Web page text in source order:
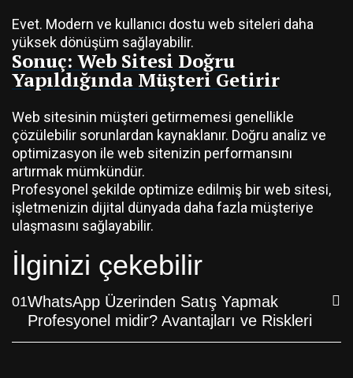
Evet. Modern ve kullanıcı dostu web siteleri daha
yüksek dönüşüm sağlayabilir.
Sonuç: Web Sitesi Doğru
Yapıldığında Müşteri Getirir
Web sitesinin müşteri getirmemesi genellikle
çözülebilir sorunlardan kaynaklanır. Doğru analiz ve
optimizasyon ile web sitenizin performansını
artırmak mümkündür.
Profesyonel şekilde optimize edilmiş bir web sitesi,
işletmenizin dijital dünyada daha fazla müşteriye
ulaşmasını sağlayabilir.
İlginizi çekebilir
01WhatsApp Üzerinden Satış Yapmak
Profesyonel midir? Avantajları ve Riskleri